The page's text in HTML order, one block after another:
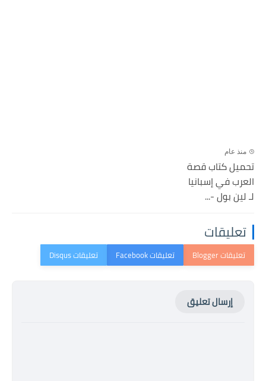
منذ عام
تحميل كتاب قصة
العرب في إسبانيا
لـ لين بول -...
تعليقات
إرسال تعليق